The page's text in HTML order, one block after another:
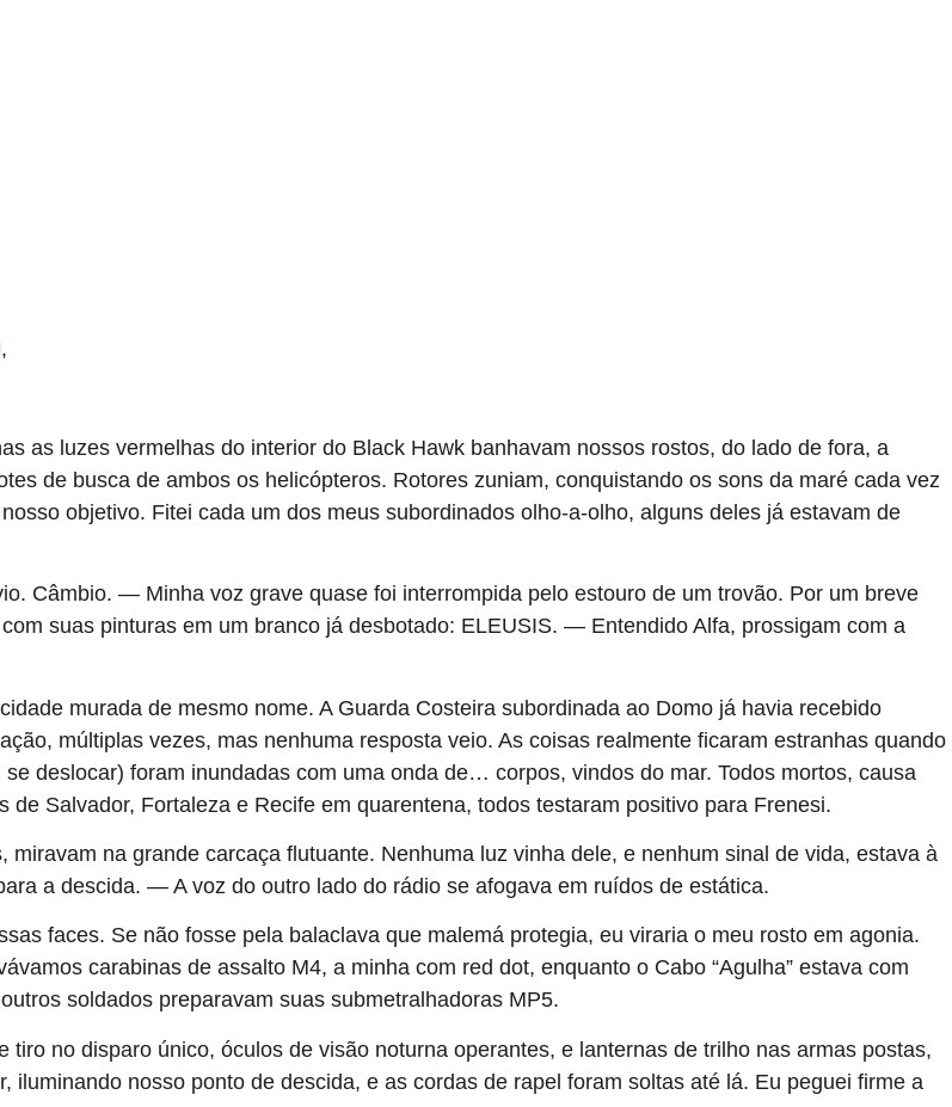
,
as luzes vermelhas do interior do Black Hawk banhavam nossos rostos, do lado de fora, a
de busca de ambos os helicópteros. Rotores zuniam, conquistando os sons da maré cada vez
objetivo. Fitei cada um dos meus subordinados olho-a-olho, alguns deles já estavam de
Câmbio. — Minha voz grave quase foi interrompida pelo estouro de um trovão. Por um breve
suas pinturas em um branco já desbotado: ELEUSIS. — Entendido Alfa, prossigam com a
murada de mesmo nome. A Guarda Costeira subordinada ao Domo já havia recebido
múltiplas vezes, mas nenhuma resposta veio. As coisas realmente ficaram estranhas quando
deslocar) foram inundadas com uma onda de… corpos, vindos do mar. Todos mortos, causa
Salvador, Fortaleza e Recife em quarentena, todos testaram positivo para Frenesi.
na grande carcaça flutuante. Nenhuma luz vinha dele, e nenhum sinal de vida, estava à
a descida. — A voz do outro lado do rádio se afogava em ruídos de estática.
faces. Se não fosse pela balaclava que malemá protegia, eu viraria o meu rosto em agonia.
carabinas de assalto M4, a minha com red dot, enquanto o Cabo “Agulha” estava com
soldados preparavam suas submetralhadoras MP5.
no disparo único, óculos de visão noturna operantes, e lanternas de trilho nas armas postas,
nosso ponto de descida, e as cordas de rapel foram soltas até lá. Eu peguei firme a